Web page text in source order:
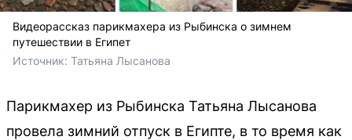
Видеорассказ парикмахера из Рыбинска о зимнем
путешествии в Египет
Источник: Татьяна Лысанова
Парикмахер из Рыбинска Татьяна Лысанова
провела зимний отпуск в Египте, в то время как